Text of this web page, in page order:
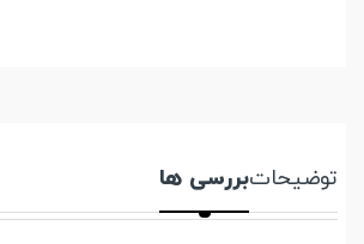
توضیحاتبررسی ها